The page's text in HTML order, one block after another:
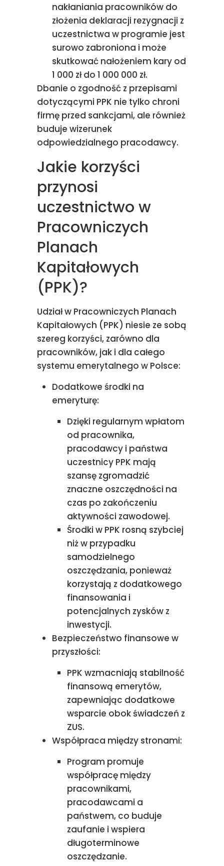
nakłaniania pracowników do
złożenia deklaracji rezygnacji z
uczestnictwa w programie jest
surowo zabroniona i może
skutkować nałożeniem kary od
1 000 zł do 1 000 000 zł.
Dbanie o zgodność z przepisami
dotyczącymi PPK nie tylko chroni
firmę przed sankcjami, ale również
buduje wizerunek
odpowiedzialnego pracodawcy.
Jakie korzyści
przynosi
uczestnictwo w
Pracowniczych
Planach
Kapitałowych
(PPK)?
Udział w Pracowniczych Planach
Kapitałowych (PPK) niesie ze sobą
szereg korzyści, zarówno dla
pracowników, jak i dla całego
systemu emerytalnego w Polsce:
Dodatkowe środki na
emeryturę:
Dzięki regularnym wpłatom
od pracownika,
pracodawcy i państwa
uczestnicy PPK mają
szansę zgromadzić
znaczne oszczędności na
czas po zakończeniu
aktywności zawodowej.
Środki w PPK rosną szybciej
niż w przypadku
samodzielnego
oszczędzania, ponieważ
korzystają z dodatkowego
finansowania i
potencjalnych zysków z
inwestycji.
Bezpieczeństwo finansowe w
przyszłości:
PPK wzmacniają stabilność
finansową emerytów,
zapewniając dodatkowe
wsparcie obok świadczeń z
ZUS.
Współpraca między stronami:
Program promuje
współpracę między
pracownikami,
pracodawcami a
państwem, co buduje
zaufanie i wspiera
długoterminowe
oszczędzanie.